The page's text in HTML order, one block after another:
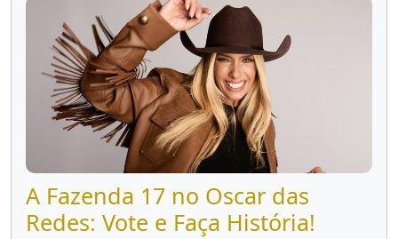
A Fazenda 17 no Oscar das
Redes: Vote e Faça História!